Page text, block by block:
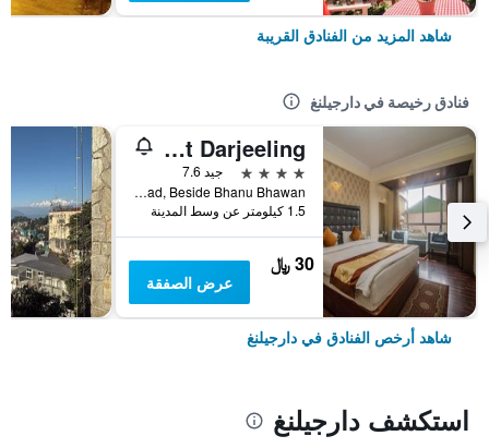
شاهد المزيد من الفنادق القريبة
فنادق رخيصة في دارجيلنغ
Hotel Himalayan Retreat Darjeeling
4 نجوم
جيد 7.6
14th Kutchery Road, Beside Bhanu Bhawan, دارجيلنغ, الهند
1.5 كيلومتر عن وسط المدينة
30 ﷼
عرض الصفقة
شاهد أرخص الفنادق في دارجيلنغ
استكشف دارجيلنغ